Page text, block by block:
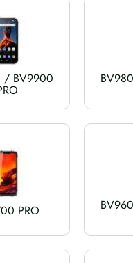
/ BV9900
PRO